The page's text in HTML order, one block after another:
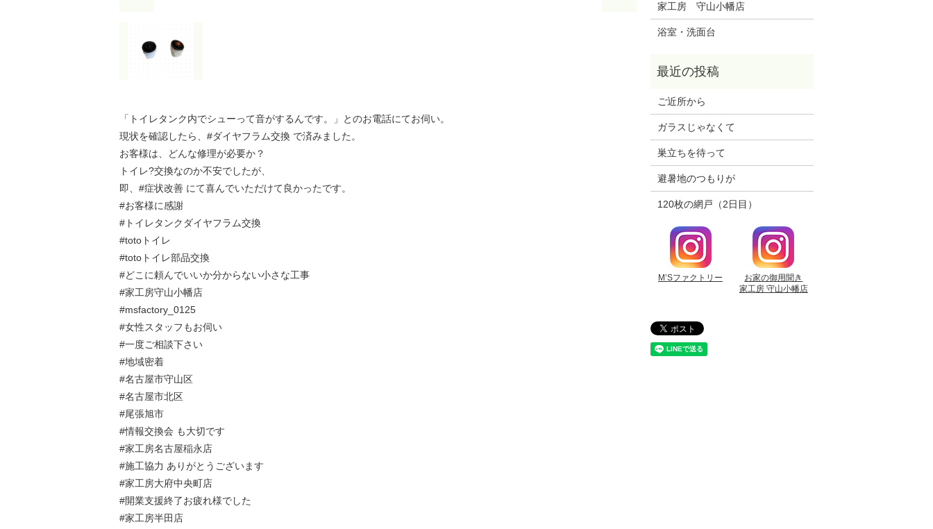
「トイレタンク内でシューって音がするんです。」とのお電話にてお伺い。
現状を確認したら、#ダイヤフラム交換 で済みました。
お客様は、どんな修理が必要か？
トイレ?交換なのか不安でしたが、
即、#症状改善 にて喜んでいただけて良かったです。
#お客様に感謝
#トイレタンクダイヤフラム交換
#totoトイレ
#totoトイレ部品交換
#どこに頼んでいいか分からない小さな工事
#家工房守山小幡店
#msfactory_0125
#女性スタッフもお伺い
#一度ご相談下さい
#地域密着
#名古屋市守山区
#名古屋市北区
#尾張旭市
#情報交換会 も大切です
#家工房名古屋稲永店
#施工協力 ありがとうございます
#家工房大府中央町店
#開業支援終了お疲れ様でした
#家工房半田店
家工房 守山小幡店
浴室・洗面台
ご近所から
ガラスじゃなくて
巣立ちを待って
避暑地のつもりが
120枚の網戸（2日目）
M’Sファクトリー
お家の御用聞き
家工房 守山小幡店